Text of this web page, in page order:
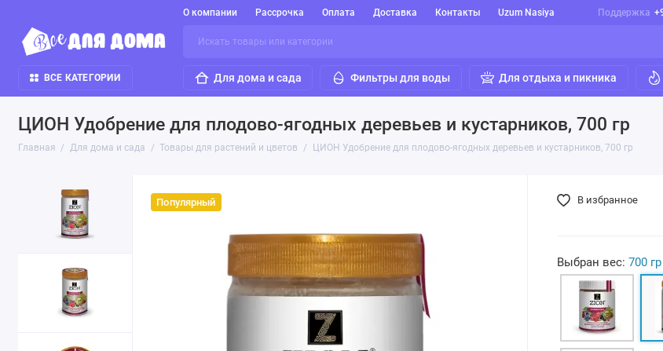
О компании Рассрочка Оплата Доставка Контакты Uzum Nasiya Поддержка
ВСЕ КАТЕГОРИИ Для дома и сада Фильтры для воды Для отдыха и пикника
ЦИОН Удобрение для плодово-ягодных деревьев и кустарников, 700 гр
Главная Для дома и сада Товары для растений и цветов ЦИОН Удобрение для плодово-ягодных деревьев и кустарников, 700 гр
Популярный В избранное
Выбран вес: 700 гр